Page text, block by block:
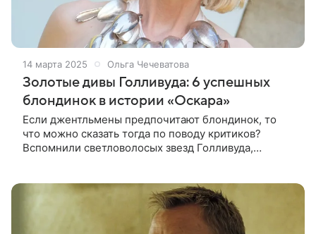
14 марта 2025 Ольга Чечеватова
Золотые дивы Голливуда: 6 успешных
блондинок в истории «Оскара»
Если джентльмены предпочитают блондинок, то
что можно сказать тогда по поводу критиков?
Вспомнили светловолосых звезд Голливуда,
невероятной